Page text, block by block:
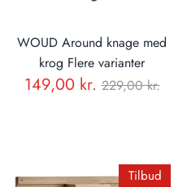
WOUD Around knage med
krog Flere varianter
149,00 kr. Normal
229,00 kr.
Tilbud